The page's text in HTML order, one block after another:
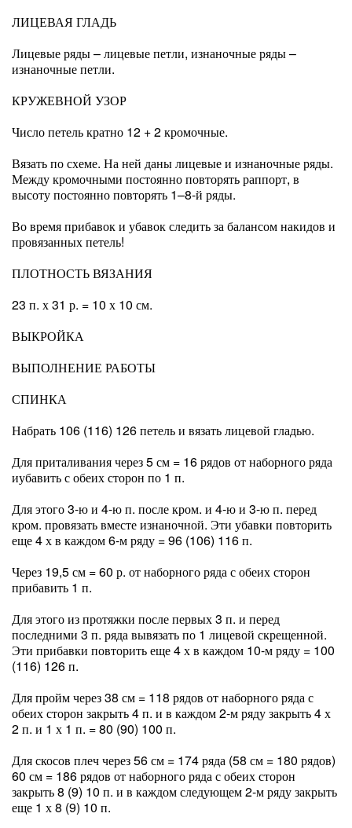
ЛИЦЕВАЯ ГЛАДЬ
Лицевые ряды – лицевые петли, изнаночные ряды –
изнаночные петли.
КРУЖЕВНОЙ УЗОР
Число петель кратно 12 + 2 кромочные.
Вязать по схеме. На ней даны лицевые и изнаночные ряды.
Между кромочными постоянно повторять раппорт, в
высоту постоянно повторять 1–8-й ряды.
Во время прибавок и убавок следить за балансом накидов и
провязанных петель!
ПЛОТНОСТЬ ВЯЗАНИЯ
23 п. х 31 р. = 10 х 10 см.
ВЫКРОЙКА
ВЫПОЛНЕНИЕ РАБОТЫ
СПИНКА
Набрать 106 (116) 126 петель и вязать лицевой гладью.
Для приталивания через 5 см = 16 рядов от наборного ряда
иубавить с обеих сторон по 1 п.
Для этого 3-ю и 4-ю п. после кром. и 4-ю и 3-ю п. перед
кром. провязать вместе изнаночной. Эти убавки повторить
еще 4 х в каждом 6-м ряду = 96 (106) 116 п.
Через 19,5 см = 60 р. от наборного ряда с обеих сторон
прибавить 1 п.
Для этого из протяжки после первых 3 п. и перед
последними 3 п. ряда вывязать по 1 лицевой скрещенной.
Эти прибавки повторить еще 4 х в каждом 10-м ряду = 100
(116) 126 п.
Для пройм через 38 см = 118 рядов от наборного ряда с
обеих сторон закрыть 4 п. и в каждом 2-м ряду закрыть 4 х
2 п. и 1 х 1 п. = 80 (90) 100 п.
Для скосов плеч через 56 см = 174 ряда (58 см = 180 рядов)
60 см = 186 рядов от наборного ряда с обеих сторон
закрыть 8 (9) 10 п. и в каждом следующем 2-м ряду закрыть
еще 1 х 8 (9) 10 п.